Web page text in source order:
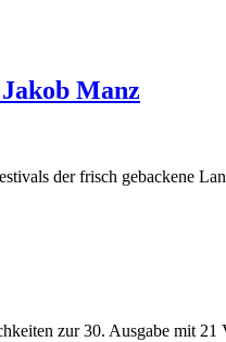
Manz
der frisch gebackene
zur 30. Ausgabe mit 21